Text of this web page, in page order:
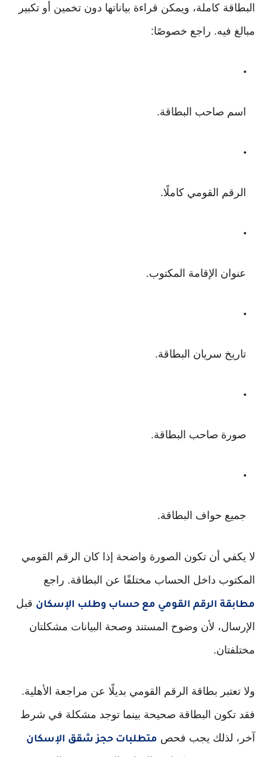
البطاقة كاملة، ويمكن قراءة بياناتها دون تخمين أو تكبير
مبالغ فيه. راجع خصوصًا:
اسم صاحب البطاقة.
الرقم القومي كاملًا.
عنوان الإقامة المكتوب.
تاريخ سريان البطاقة.
صورة صاحب البطاقة.
جميع حواف البطاقة.
لا يكفي أن تكون الصورة واضحة إذا كان الرقم القومي
المكتوب داخل الحساب مختلفًا عن البطاقة. راجع
مطابقة الرقم القومي مع حساب وطلب الإسكان قبل
الإرسال، لأن وضوح المستند وصحة البيانات مشكلتان
مختلفتان.
ولا تعتبر بطاقة الرقم القومي بديلًا عن مراجعة الأهلية.
فقد تكون البطاقة صحيحة بينما توجد مشكلة في شرط
آخر، لذلك يجب فحص متطلبات حجز شقق الإسكان